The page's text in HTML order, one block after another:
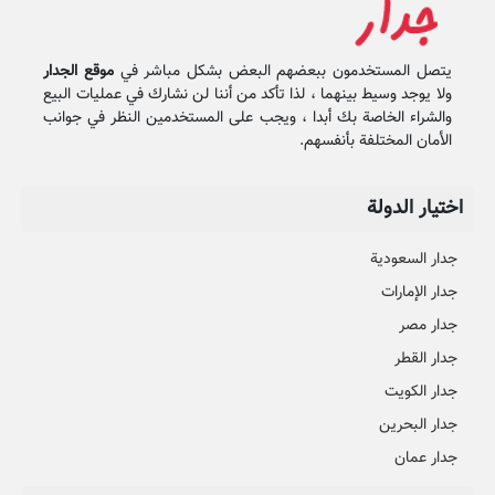
يتصل المستخدمون ببعضهم البعض بشكل مباشر في موقع الجدار
ولا يوجد وسيط بينهما ، لذا تأكد من أننا لن نشارك في عمليات البيع
والشراء الخاصة بك أبدا ، ويجب على المستخدمين النظر في جوانب
الأمان المختلفة بأنفسهم.
اختيار الدولة
جدار السعودية
جدار الإمارات
جدار مصر
جدار القطر
جدار الكويت
جدار البحرين
جدار عمان